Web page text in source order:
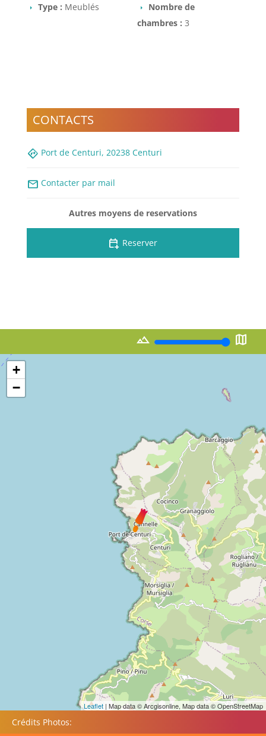
Type : Meublés
Nombre de
chambres : 3
CONTACTS
directions Port de Centuri, 20238 Centuri
mail Contacter par mail
Autres moyens de reservations
calendar_add_on Reserver
landscape map
+
−
Leaflet | Map data © Arcgisonline, Map data © OpenStreetMap
Crédits Photos: